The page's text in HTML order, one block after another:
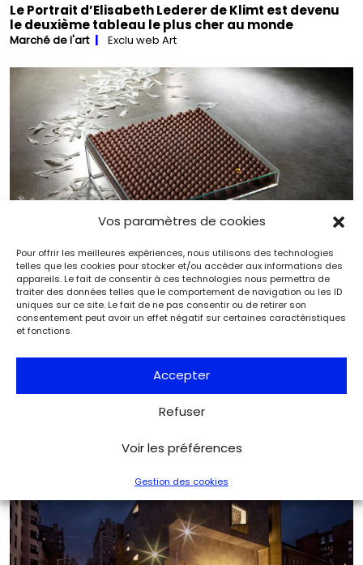
Vos paramètres de cookies
Pour offrir les meilleures expériences, nous utilisons des technologies
telles que les cookies pour stocker et/ou accéder aux informations des
appareils. Le fait de consentir à ces technologies nous permettra de
traiter des données telles que le comportement de navigation ou les ID
uniques sur ce site. Le fait de ne pas consentir ou de retirer son
consentement peut avoir un effet négatif sur certaines caractéristiques
et fonctions.
Accepter
Refuser
Voir les préférences
Gestion des cookies
Le Portrait d’Elisabeth Lederer de Klimt est devenu
le deuxième tableau le plus cher au monde
Marché de l'art Exclu web Art
caritative de Haute Pâtisserie
Exclu web Art